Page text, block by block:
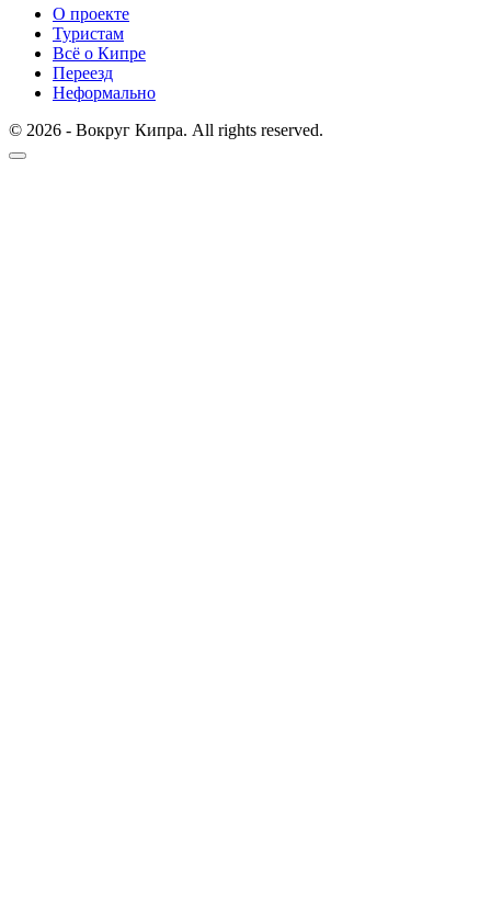
О проекте
Туристам
Всё о Кипре
Переезд
Неформально
© 2026 - Вокруг Кипра. All rights reserved.